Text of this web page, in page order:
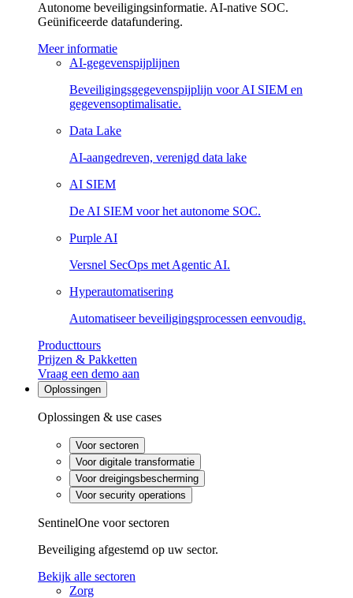
Autonome beveiligingsinformatie. AI-native SOC.
Geünificeerde datafundering.
Meer informatie
AI-gegevenspijplijnen
Beveiligingsgegevenspijplijn voor AI SIEM en
gegevensoptimalisatie.
Data Lake
AI-aangedreven, verenigd data lake
AI SIEM
De AI SIEM voor het autonome SOC.
Purple AI
Versnel SecOps met Agentic AI.
Hyperautomatisering
Automatiseer beveiligingsprocessen eenvoudig.
Producttours
Prijzen & Pakketten
Vraag een demo aan
Oplossingen
Oplossingen & use cases
Voor sectoren
Voor digitale transformatie
Voor dreigingsbescherming
Voor security operations
SentinelOne voor sectoren
Beveiliging afgestemd op uw sector.
Bekijk alle sectoren
Zorg